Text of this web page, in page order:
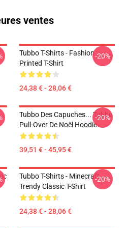
ventes
Tubbo T-Shirts - Fashion
Printed T-Shirt
24,38 € - 28,06 €
-20%
Tubbo Des Capuches... Tubbo
Pull-Over De Noël Hoodie
39,51 € - 45,95 €
-20%
Tubbo T-Shirts - Minecraft
Trendy Classic T-Shirt
24,38 € - 28,06 €
-20%